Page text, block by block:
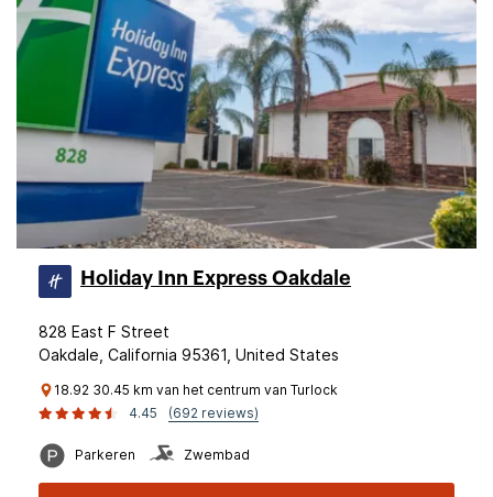
Holiday Inn Express Oakdale
828 East F Street
Oakdale, California 95361, United States
18.92 30.45 km van het centrum van Turlock
4.45
(692 reviews)
Parkeren Zwembad